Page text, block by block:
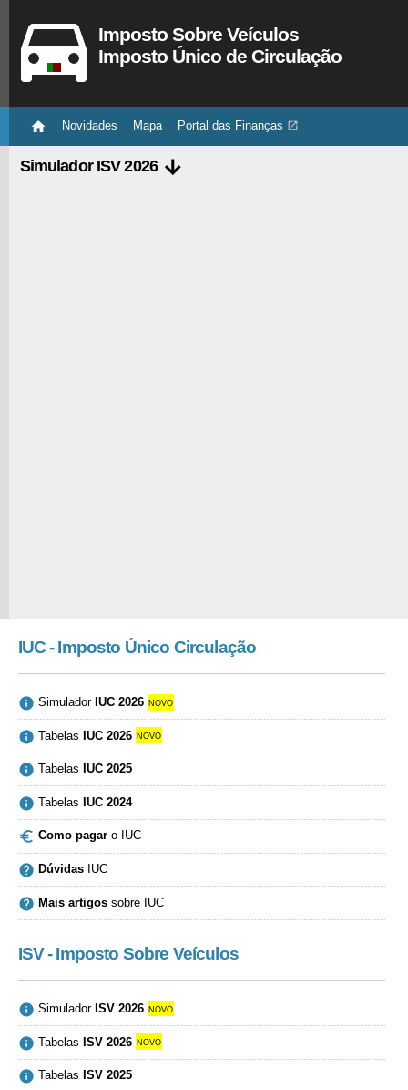
Imposto Sobre Veículos
Imposto Único de Circulação
 Novidades Mapa Portal das Finanças 
Simulador ISV 2026 
IUC - Imposto Único Circulação
 Simulador IUC 2026 novo
 Tabelas IUC 2026 novo
 Tabelas IUC 2025
 Tabelas IUC 2024
 Como pagaro IUC
 DúvidasIUC
 Mais artigossobre IUC
ISV - Imposto Sobre Veículos
 Simulador ISV 2026 novo
 Tabelas ISV 2026 novo
 Tabelas ISV 2025